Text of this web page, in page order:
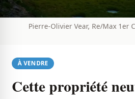
Pierre-Olivier Vear, Re/Max 1er
À VENDRE
Cette propriété